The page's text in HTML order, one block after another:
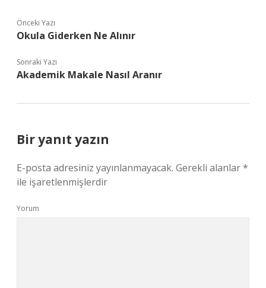
Önceki Yazı
Okula Giderken Ne Alınır
Sonraki Yazı
Akademik Makale Nasıl Aranır
Bir yanıt yazın
E-posta adresiniz yayınlanmayacak. Gerekli alanlar*
ile işaretlenmişlerdir
Yorum